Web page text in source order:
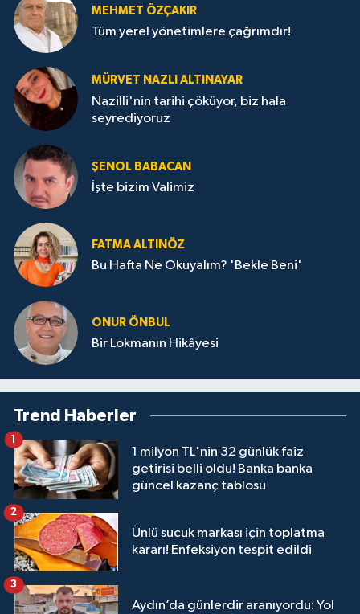
MEHMET ÖZÇAKIR
Tüm yerel yönetimlere çağrımdır!
MÜRVET NAZLI ALTINAYAR
Nazilli'nin tarihi çöküyor, biz hala
seyrediyoruz
ŞENOL BABACAN
İşte bizim Valimiz
FATMA ALTINÖZ
Bu Hafta Ne Okuyalım? 'Bekle Beni'
ONUR ÖNBUL
Bir Lokmanın Hikâyesi
Trend Haberler
1 milyon TL'nin 32 günlük faiz
getirisi belli oldu! Banka banka
güncel kazanç tablosu
1
Ünlü sucuk markası için toplatma
kararı! Enfeksiyon tespit edildi
2
Aydın’da günlerdir aranıyordu: Yol
3